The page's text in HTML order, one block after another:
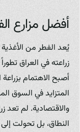
أفضل مزارع
يُعد الفطر من
زراعته في العراق
أصبح الاهتمام
المتزايد في السوق
والاقتصادية. لم تعد
النطاق، بل تحولت